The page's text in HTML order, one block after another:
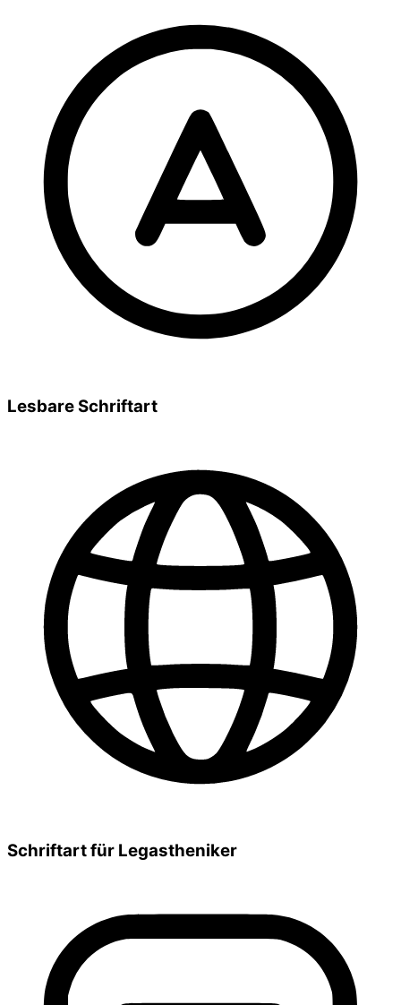
Lesbare Schriftart
Schriftart für Legastheniker